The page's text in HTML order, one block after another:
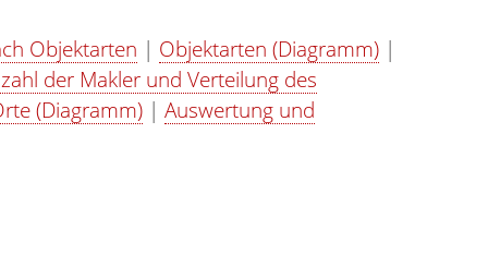
Objektarten | Objektarten (Diagramm) |
der Makler und Verteilung des
(Diagramm) | Auswertung und